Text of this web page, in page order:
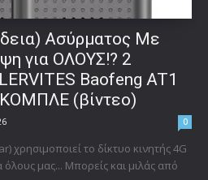
Ασύρματος Με
για ΟΛΟΥΣ!? 2
Baofeng AT1
ΚΟΜΠΛΕ (βίντεο)
0
χρησιμοποιεί το δίκτυο κινητής 4G
όλους μας... Μπορείς και μιλάς από